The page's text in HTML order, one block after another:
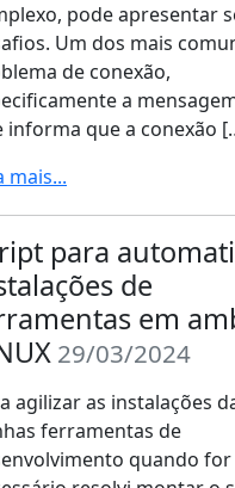
pode apresentar
Um dos mais
de conexão,
a
informa que a conexão
mais...
para
de
em
29/03/2024
agilizar as instalações
ferramentas de
quando for